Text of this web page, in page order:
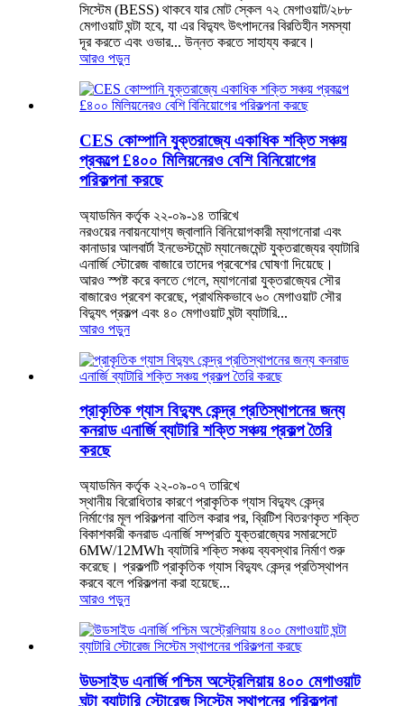
সিস্টেম (BESS) থাকবে যার মোট স্কেল ৭২ মেগাওয়াট/২৮৮
মেগাওয়াট ঘন্টা হবে, যা এর বিদ্যুৎ উৎপাদনের বিরতিহীন সমস্যা
দূর করতে এবং ওভার... উন্নত করতে সাহায্য করবে।
আরও পড়ুন
CES কোম্পানি যুক্তরাজ্যে একাধিক শক্তি সঞ্চয়
প্রকল্পে £৪০০ মিলিয়নেরও বেশি বিনিয়োগের
পরিকল্পনা করছে
অ্যাডমিন কর্তৃক ২২-০৯-১৪ তারিখে
নরওয়ের নবায়নযোগ্য জ্বালানি বিনিয়োগকারী ম্যাগনোরা এবং
কানাডার আলবার্টা ইনভেস্টমেন্ট ম্যানেজমেন্ট যুক্তরাজ্যের ব্যাটারি
এনার্জি স্টোরেজ বাজারে তাদের প্রবেশের ঘোষণা দিয়েছে।
আরও স্পষ্ট করে বলতে গেলে, ম্যাগনোরা যুক্তরাজ্যের সৌর
বাজারেও প্রবেশ করেছে, প্রাথমিকভাবে ৬০ মেগাওয়াট সৌর
বিদ্যুৎ প্রকল্প এবং ৪০ মেগাওয়াট ঘন্টা ব্যাটারি...
আরও পড়ুন
প্রাকৃতিক গ্যাস বিদ্যুৎ কেন্দ্র প্রতিস্থাপনের জন্য
কনরাড এনার্জি ব্যাটারি শক্তি সঞ্চয় প্রকল্প তৈরি
করছে
অ্যাডমিন কর্তৃক ২২-০৯-০৭ তারিখে
স্থানীয় বিরোধিতার কারণে প্রাকৃতিক গ্যাস বিদ্যুৎ কেন্দ্র
নির্মাণের মূল পরিকল্পনা বাতিল করার পর, ব্রিটিশ বিতরণকৃত শক্তি
বিকাশকারী কনরাড এনার্জি সম্প্রতি যুক্তরাজ্যের সমারসেটে
6MW/12MWh ব্যাটারি শক্তি সঞ্চয় ব্যবস্থার নির্মাণ শুরু
করেছে। প্রকল্পটি প্রাকৃতিক গ্যাস বিদ্যুৎ কেন্দ্র প্রতিস্থাপন
করবে বলে পরিকল্পনা করা হয়েছে...
আরও পড়ুন
উডসাইড এনার্জি পশ্চিম অস্ট্রেলিয়ায় ৪০০ মেগাওয়াট
ঘন্টা ব্যাটারি স্টোরেজ সিস্টেম স্থাপনের পরিকল্পনা